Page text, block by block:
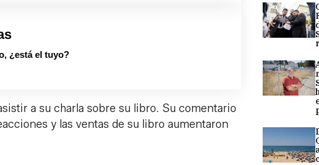
¿está el tuyo?
a su charla sobre su libro. Su comentario
y las ventas de su libro aumentaron